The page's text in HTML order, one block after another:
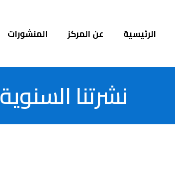
الرئيسية عن المركز المنشورات
نشرتنا السنوية